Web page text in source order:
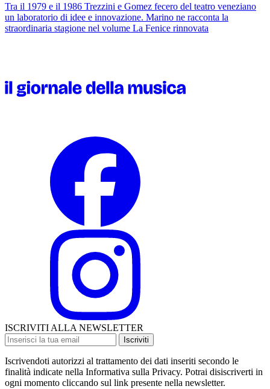
Tra il 1979 e il 1986 Trezzini e Gomez fecero del teatro veneziano
un laboratorio di idee e innovazione. Marino ne racconta la
straordinaria stagione nel volume La Fenice rinnovata
ISCRIVITI ALLA NEWSLETTER
Iscriviti
Iscrivendoti autorizzi al trattamento dei dati inseriti secondo le
finalità indicate nella Informativa sulla Privacy. Potrai disiscriverti in
ogni momento cliccando sul link presente nella newsletter.